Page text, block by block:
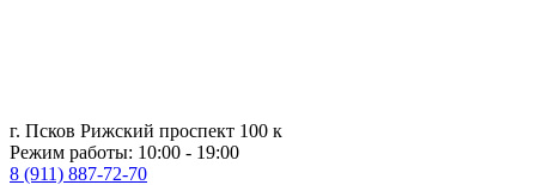
г. Псков Рижский проспект 100 к
Режим работы: 10:00 - 19:00
8 (911) 887-72-70